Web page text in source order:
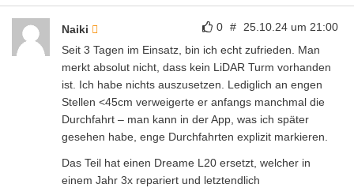
0 # 25.10.24 um 21:00
Naiki
Seit 3 Tagen im Einsatz, bin ich echt zufrieden. Man
merkt absolut nicht, dass kein LiDAR Turm vorhanden
ist. Ich habe nichts auszusetzen. Lediglich an engen
Stellen <45cm verweigerte er anfangs manchmal die
Durchfahrt – man kann in der App, was ich später
gesehen habe, enge Durchfahrten explizit markieren.
Das Teil hat einen Dreame L20 ersetzt, welcher in
einem Jahr 3x repariert und letztendlich